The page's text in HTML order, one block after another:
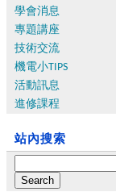
學會消息
專題講座
技術交流
機電小TIPS
活動訊息
進修課程
站內搜索
for: